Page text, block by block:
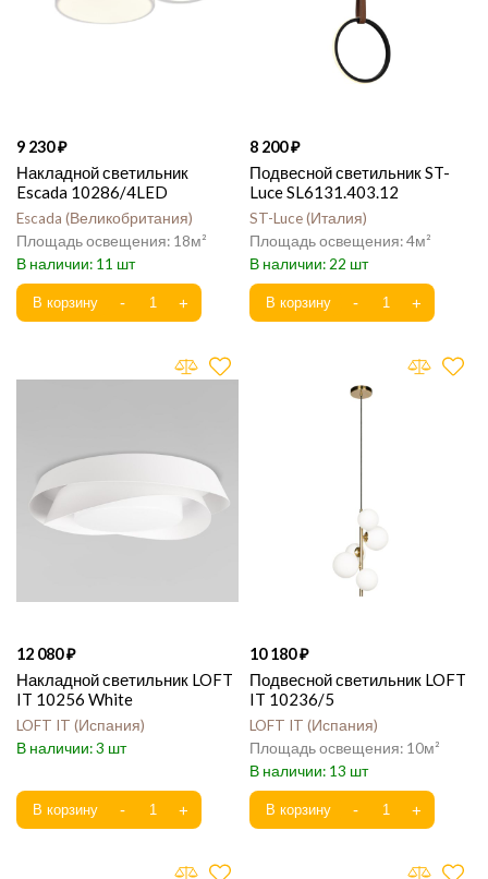
9 230
Накладной светильник
Escada 10286/4LED
Escada Великобритания
18
11
8 200
Подвесной светильник ST-
Luce SL6131.403.12
ST-Luce Италия
4
22
12 080
Накладной светильник LOFT
IT 10256 White
LOFT IT Испания
3
10 180
Подвесной светильник LOFT
IT 10236/5
LOFT IT Испания
10
13